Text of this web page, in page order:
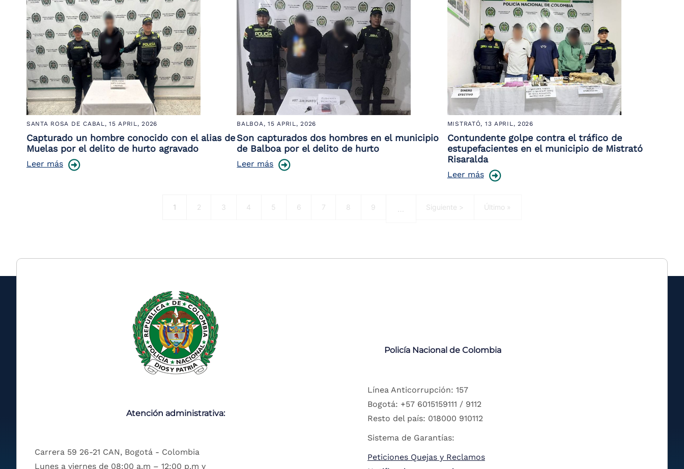
SANTA ROSA DE CABAL,15 APRIL, 2026
Capturado un hombre conocido con el alias de
Muelas por el delito de hurto agravado
Leer más
BALBOA,15 APRIL, 2026
Son capturados dos hombres en el municipio
de Balboa por el delito de hurto
Leer más
MISTRATÓ, 13 APRIL, 2026
Contundente golpe contra el tráfico de
estupefacientes en el municipio de Mistrató
Risaralda
Leer más
Current page
1 Página
2 Página
3 Página
4 Página
5 Página
6 Página
7 Página
8 Página
9 … Next page
Siguiente > Last page
Último »
Atención administrativa:
Carrera 59 26-21 CAN, Bogotá - Colombia
Lunes a viernes de 08:00 a.m – 12:00 p.m y
Policía Nacional de Colombia
Línea Anticorrupción: 157
Bogotá: +57 6015159111 / 9112
Resto del país: 018000 910112
Sistema de Garantías:
Peticiones Quejas y Reclamos